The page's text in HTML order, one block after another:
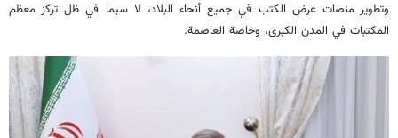
وتطوير منصات عرض الكتب في جميع أنحاء البلاد، لا سيما في ظل تركز معظم
المكتبات في المدن الكبرى، وخاصة العاصمة.